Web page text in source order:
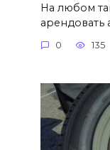
На любом
арендовать
0 135